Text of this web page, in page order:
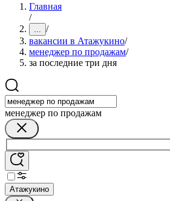
Главная
/
... /
вакансии в Атажукино/
менеджер по продажам/
за последние три дня
менеджер по продажам
Атажукино